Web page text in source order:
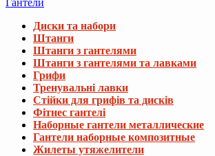
Диски та набори
Штанги
Штанги з гантелями
Штанги з гантелями та лавками
Грифи
Тренувальні лавки
Стійки для грифів та дисків
Фітнес гантелі
Наборные гантели металлические
Гантели наборные композитные
Жилеты утяжелители